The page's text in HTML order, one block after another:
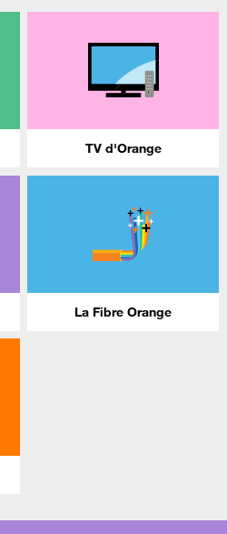
TV d'Orange
La Fibre Orange